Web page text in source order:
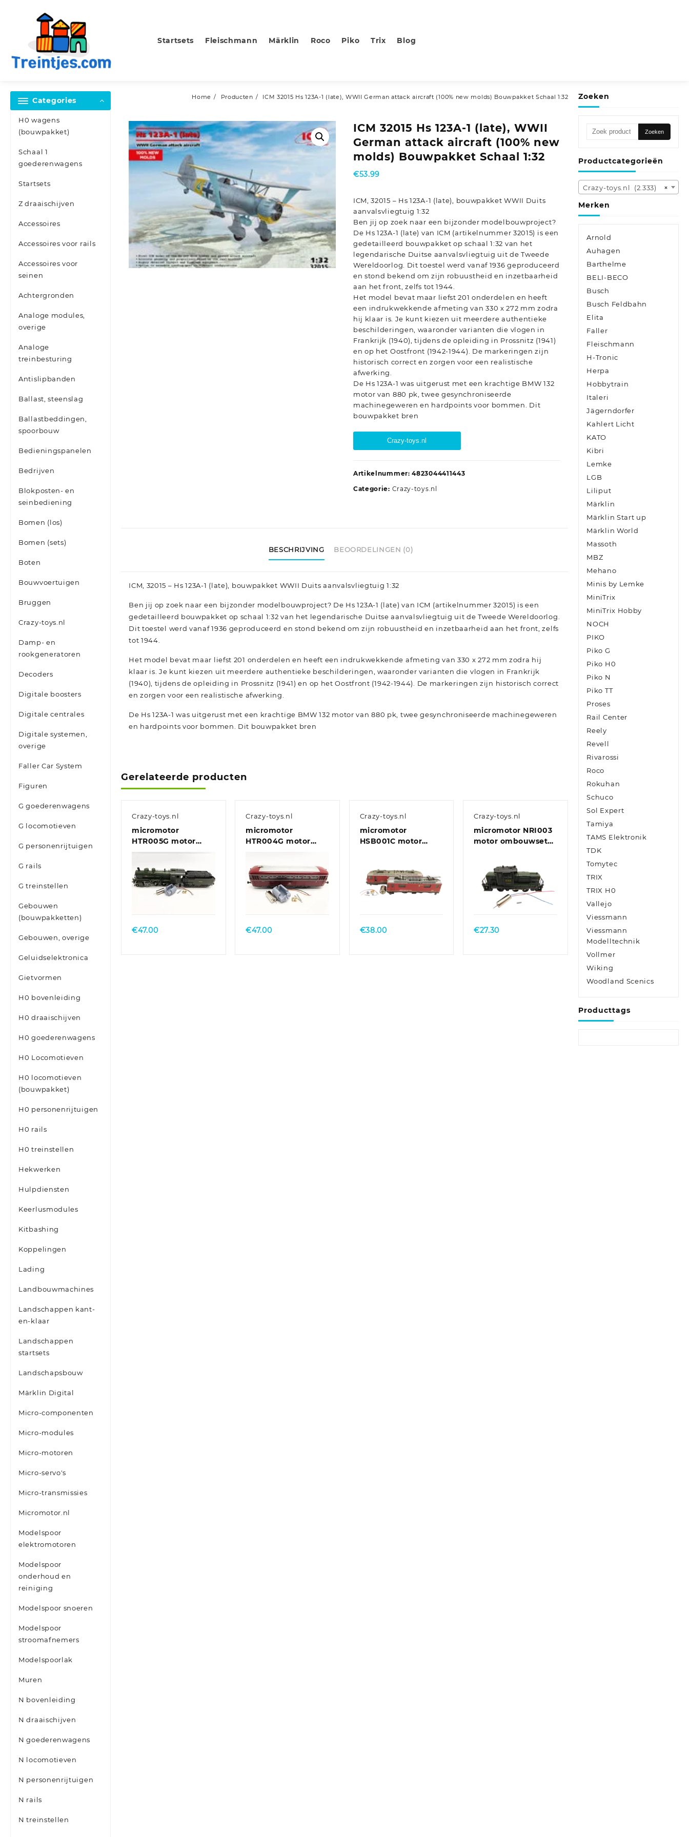
Startsets Fleischmann Märklin Roco Piko Trix Blog
Categories
H0 wagens
(bouwpakket)
Schaal 1
goederenwagens
Startsets
Z draaischijven
Accessoires
Accessoires voor rails
Accessoires voor
seinen
Achtergronden
Analoge modules,
overige
Analoge
treinbesturing
Antislipbanden
Ballast, steenslag
Ballastbeddingen,
spoorbouw
Bedieningspanelen
Bedrijven
Blokposten- en
seinbediening
Bomen (los)
Bomen (sets)
Boten
Bouwvoertuigen
Bruggen
Crazy-toys.nl
Damp- en
rookgeneratoren
Decoders
Digitale boosters
Digitale centrales
Digitale systemen,
overige
Faller Car System
Figuren
G goederenwagens
G locomotieven
G personenrijtuigen
G rails
G treinstellen
Gebouwen
(bouwpakketten)
Gebouwen, overige
Geluidselektronica
Gietvormen
H0 bovenleiding
H0 draaischijven
H0 goederenwagens
H0 Locomotieven
H0 locomotieven
(bouwpakket)
H0 personenrijtuigen
H0 rails
H0 treinstellen
Hekwerken
Hulpdiensten
Keerlusmodules
Kitbashing
Koppelingen
Lading
Landbouwmachines
Landschappen kant-
en-klaar
Landschappen
startsets
Landschapsbouw
Märklin Digital
Micro-componenten
Micro-modules
Micro-motoren
Micro-servo's
Micro-transmissies
Micromotor.nl
Modelspoor
elektromotoren
Modelspoor
onderhoud en
reiniging
Modelspoor snoeren
Modelspoor
stroomafnemers
Modelspoorlak
Muren
N bovenleiding
N draaischijven
N goederenwagens
N locomotieven
N personenrijtuigen
N rails
N treinstellen
Home Producten ICM 32015 Hs 123A-1 (late), WWII German attack aircraft (100% new molds) Bouwpakket Schaal 1:32
ICM 32015 Hs 123A-1 (late), WWII
German attack aircraft (100% new
molds) Bouwpakket Schaal 1:32
€53.99
ICM, 32015 – Hs 123A-1 (late), bouwpakket WWII Duits
aanvalsvliegtuig 1:32
Ben jij op zoek naar een bijzonder modelbouwproject?
De Hs 123A-1 (late) van ICM (artikelnummer 32015) is een
gedetailleerd bouwpakket op schaal 1:32 van het
legendarische Duitse aanvalsvliegtuig uit de Tweede
Wereldoorlog. Dit toestel werd vanaf 1936 geproduceerd
en stond bekend om zijn robuustheid en inzetbaarheid
aan het front, zelfs tot 1944.
Het model bevat maar liefst 201 onderdelen en heeft
een indrukwekkende afmeting van 330 x 272 mm zodra
hij klaar is. Je kunt kiezen uit meerdere authentieke
beschilderingen, waaronder varianten die vlogen in
Frankrijk (1940), tijdens de opleiding in Prossnitz (1941)
en op het Oostfront (1942-1944). De markeringen zijn
historisch correct en zorgen voor een realistische
afwerking.
De Hs 123A-1 was uitgerust met een krachtige BMW 132
motor van 880 pk, twee gesynchroniseerde
machinegeweren en hardpoints voor bommen. Dit
bouwpakket bren
Crazy-toys.nl
Artikelnummer:4823044411443
Categorie: Crazy-toys.nl
BESCHRIJVING BEOORDELINGEN (0)
ICM, 32015 – Hs 123A-1 (late), bouwpakket WWII Duits aanvalsvliegtuig 1:32
Ben jij op zoek naar een bijzonder modelbouwproject? De Hs 123A-1 (late) van ICM (artikelnummer 32015) is een
gedetailleerd bouwpakket op schaal 1:32 van het legendarische Duitse aanvalsvliegtuig uit de Tweede Wereldoorlog.
Dit toestel werd vanaf 1936 geproduceerd en stond bekend om zijn robuustheid en inzetbaarheid aan het front, zelfs
tot 1944.
Het model bevat maar liefst 201 onderdelen en heeft een indrukwekkende afmeting van 330 x 272 mm zodra hij
klaar is. Je kunt kiezen uit meerdere authentieke beschilderingen, waaronder varianten die vlogen in Frankrijk
(1940), tijdens de opleiding in Prossnitz (1941) en op het Oostfront (1942-1944). De markeringen zijn historisch correct
en zorgen voor een realistische afwerking.
De Hs 123A-1 was uitgerust met een krachtige BMW 132 motor van 880 pk, twee gesynchroniseerde machinegeweren
en hardpoints voor bommen. Dit bouwpakket bren
Gerelateerde producten
Crazy-toys.nl
micromotor
HTR005G motor
ombouwset voor
BR 38-4, Bay P 3/5
€47.00
Crazy-toys.nl
micromotor
HTR004G motor
75.9, VT 98, VT 135
€47.00
Crazy-toys.nl
micromotor
HSB001C motor
(Ronde
Mashimamotor met
Schnittstelle en
€38.00
Crazy-toys.nl
micromotor NRI003
motor ombouwset
€27.30
Zoeken
Zoeken
Zoeken
Productcategorieën
×
Crazy-toys.nl (2.333)
Merken
Arnold
Auhagen
Barthelme
BELI-BECO
Busch
Busch Feldbahn
Elita
Faller
Fleischmann
H-Tronic
Herpa
Hobbytrain
Italeri
Jägerndorfer
Kahlert Licht
KATO
Kibri
Lemke
LGB
Liliput
Märklin
Märklin Start up
Märklin World
Massoth
MBZ
Mehano
Minis by Lemke
MiniTrix
MiniTrix Hobby
NOCH
PIKO
Piko G
Piko H0
Piko N
Piko TT
Proses
Rail Center
Reely
Revell
Rivarossi
Roco
Rokuhan
Schuco
Sol Expert
Tamiya
TAMS Elektronik
TDK
Tomytec
TRIX
TRIX H0
Vallejo
Viessmann
Viessmann
Modelltechnik
Vollmer
Wiking
Woodland Scenics
Producttags